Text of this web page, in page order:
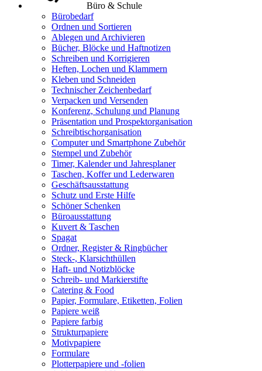
Büro & Schule
Bürobedarf
Ordnen und Sortieren
Ablegen und Archivieren
Bücher, Blöcke und Haftnotizen
Schreiben und Korrigieren
Heften, Lochen und Klammern
Kleben und Schneiden
Technischer Zeichenbedarf
Verpacken und Versenden
Konferenz, Schulung und Planung
Präsentation und Prospektorganisation
Schreibtischorganisation
Computer und Smartphone Zubehör
Stempel und Zubehör
Timer, Kalender und Jahresplaner
Taschen, Koffer und Lederwaren
Geschäftsausstattung
Schutz und Erste Hilfe
Schöner Schenken
Büroausstattung
Kuvert & Taschen
Spagat
Ordner, Register & Ringbücher
Steck-, Klarsichthüllen
Haft- und Notizblöcke
Schreib- und Markierstifte
Catering & Food
Papier, Formulare, Etiketten, Folien
Papiere weiß
Papiere farbig
Strukturpapiere
Motivpapiere
Formulare
Plotterpapiere und -folien